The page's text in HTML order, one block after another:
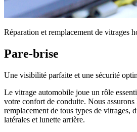
Réparation et remplacement de vitrages
Pare-brise
Une visibilité parfaite et une sécurité
Le vitrage automobile joue un rôle
votre confort de conduite. Nous assurons
remplacement de tous types de vitrages,
latérales et lunette arrière.